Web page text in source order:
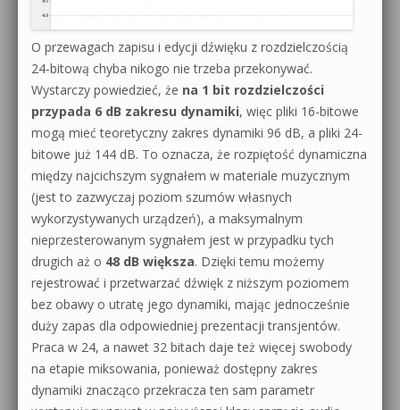
O przewagach zapisu i edycji dźwięku z rozdzielczością
24-bitową chyba nikogo nie trzeba przekonywać.
Wystarczy powiedzieć, że na 1 bit rozdzielczości
przypada 6 dB zakresu dynamiki, więc pliki 16-bitowe
mogą mieć teoretyczny zakres dynamiki 96 dB, a pliki 24-
bitowe już 144 dB. To oznacza, że rozpiętość dynamiczna
między najcichszym sygnałem w materiale muzycznym
(jest to zazwyczaj poziom szumów własnych
wykorzystywanych urządzeń), a maksymalnym
nieprzesterowanym sygnałem jest w przypadku tych
drugich aż o 48 dB większa. Dzięki temu możemy
rejestrować i przetwarzać dźwięk z niższym poziomem
bez obawy o utratę jego dynamiki, mając jednocześnie
duży zapas dla odpowiedniej prezentacji transjentów.
Praca w 24, a nawet 32 bitach daje też więcej swobody
na etapie miksowania, ponieważ dostępny zakres
dynamiki znacząco przekracza ten sam parametr